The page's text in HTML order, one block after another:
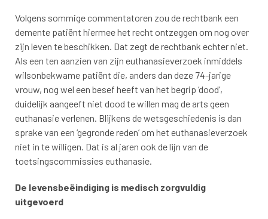
Volgens sommige commentatoren zou de rechtbank een
demente patiënt hiermee het recht ontzeggen om nog over
zijn leven te beschikken. Dat zegt de rechtbank echter niet.
Als een ten aanzien van zijn euthanasieverzoek inmiddels
wilsonbekwame patiënt die, anders dan deze 74-jarige
vrouw, nog wel een besef heeft van het begrip ‘dood’,
duidelijk aangeeft niet dood te willen mag de arts geen
euthanasie verlenen. Blijkens de wetsgeschiedenis is dan
sprake van een ‘gegronde reden’ om het euthanasieverzoek
niet in te willigen. Dat is al jaren ook de lijn van de
toetsingscommissies euthanasie.
De levensbeëindiging is medisch zorgvuldig
uitgevoerd